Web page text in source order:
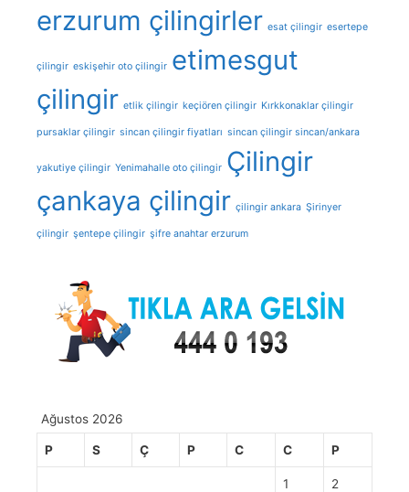
erzurum çilingirler esat çilingir esertepe
çilingir eskişehir oto çilingir etimesgut
çilingir etlik çilingir keçiören çilingir Kırkkonaklar çilingir
pursaklar çilingir sincan çilingir fiyatları sincan çilingir sincan/ankara
yakutiye çilingir Yenimahalle oto çilingir Çilingir
çankaya çilingir çilingir ankara Şirinyer
çilingir şentepe çilingir şifre anahtar erzurum
Ağustos 2026
P S Ç P C C P
1 2